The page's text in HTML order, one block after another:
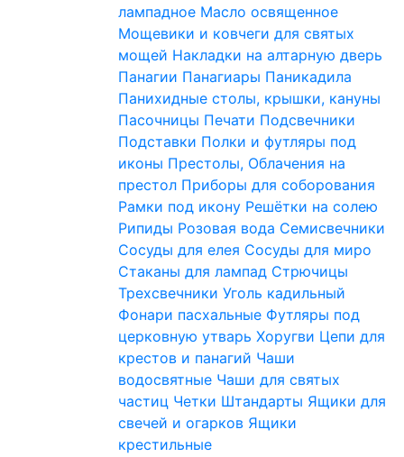
лампадное Масло освященное
Мощевики и ковчеги для святых
мощей Накладки на алтарную дверь
Панагии Панагиары Паникадила
Панихидные столы, крышки, кануны
Пасочницы Печати Подсвечники
Подставки Полки и футляры под
иконы Престолы, Облачения на
престол Приборы для соборования
Рамки под икону Решётки на солею
Рипиды Розовая вода Семисвечники
Сосуды для елея Сосуды для миро
Стаканы для лампад Стрючицы
Трехсвечники Уголь кадильный
Фонари пасхальные Футляры под
церковную утварь Хоругви Цепи для
крестов и панагий Чаши
водосвятные Чаши для святых
частиц Четки Штандарты Ящики для
свечей и огарков Ящики
крестильные